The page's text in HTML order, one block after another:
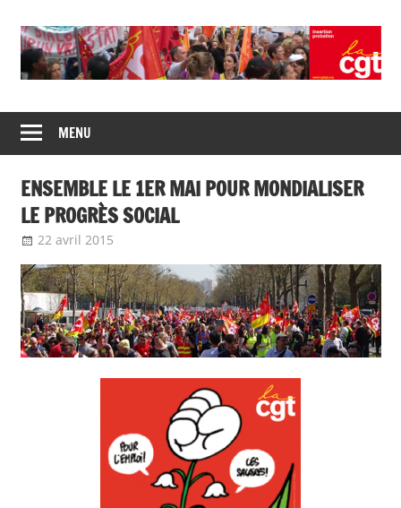
content
CGT
insertion
probation
de
syndicats
CGT
insertion
probation
MENU
ENSEMBLE LE 1ER MAI POUR MONDIALISER
LE PROGRÈS SOCIAL
22 avril 2015